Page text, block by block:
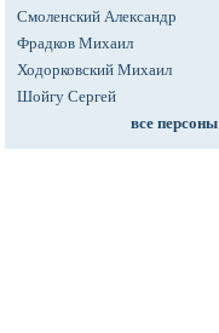
Смоленский Александр
Фрадков Михаил
Ходорковский Михаил
Шойгу Сергей
все персоны